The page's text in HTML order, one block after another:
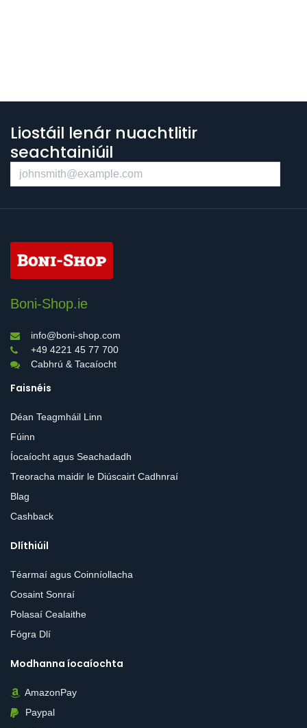
Liostáil lenár nuachtlitir
seachtainiúil
Boni-Shop.ie
info@boni-shop.com
+49 4221 45 77 700
Cabhrú & Tacaíocht
Faisnéis
Déan Teagmháil Linn
Fúinn
Íocaíocht agus Seachadadh
Treoracha maidir le Diúscairt Cadhnraí
Blag
Cashback
Dlíthiúil
Téarmaí agus Coinníollacha
Cosaint Sonraí
Polasaí Cealaithe
Fógra Dlí
Modhanna íocaíochta
AmazonPay
Paypal